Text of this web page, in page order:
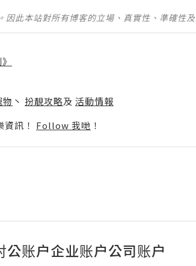
此本站對所有博客的立場、真實性、準確性
物 丶 扮靚攻略及 活動情報
訊！ Follow 我哋 ！
公账户企业账户公司账户